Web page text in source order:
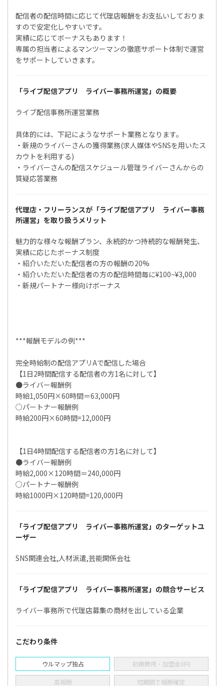
配信者の配信時間に応じて代理店報酬をお支払いしておりま
すので安定化しやすいです。
実績に応じてボーナスもあります！
専属の担当者によるマンツーマンの徹底サポート体制で運営
をサポートしていきます。
「ライブ配信アプリ ライバー事務所運営」の概要
ライブ配信事務所運営業務
具体的には、下記にようなサポート業務となります。
・新規のライバーさんの獲得業務(求人媒体やSNSを用いたス
カウトを利用する)
・ライバーさんの配信スケジュール管理ライバーさんからの
質疑応答業務
代理店・フリーランスが「ライブ配信アプリ ライバー事務
所運営」を取り扱うメリット
魅力的な様々な報酬プラン、永続的かつ持続的な報酬発生、
実績に応じたボーナス制度
・紹介いただいた配信者の方の報酬の20%
・紹介いただいた配信者の方の配信時間毎に¥100~¥3,000
・新規パートナー様向けボーナス
***報酬モデルの例***
完全時給制の配信アプリAで配信した場合
【1日2時間配信する配信者の方1名に対して】
●ライバー報酬例
時給1,050円×60時間＝63,000円
○パートナー報酬例
時給200円×60時間=12,000円
【1日4時間配信する配信者の方1名に対して】
●ライバー報酬例
時給2,000×120時間＝240,000円
○パートナー報酬例
時給1000円×120時間=120,000円
「ライブ配信アプリ ライバー事務所運営」のターゲットユ
ーザー
SNS関連会社,人材派遣,芸能関係会社
「ライブ配信アプリ ライバー事務所運営」の競合サービス
ライバー事務所で代理店募集の商材を出している企業
こだわり条件
ウルマップ独占 初期費用・加盟金0円
高報酬 短期間で報酬確定